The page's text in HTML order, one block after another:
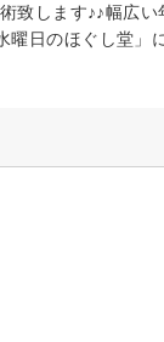
致します♪♪幅広い
日のほぐし堂」